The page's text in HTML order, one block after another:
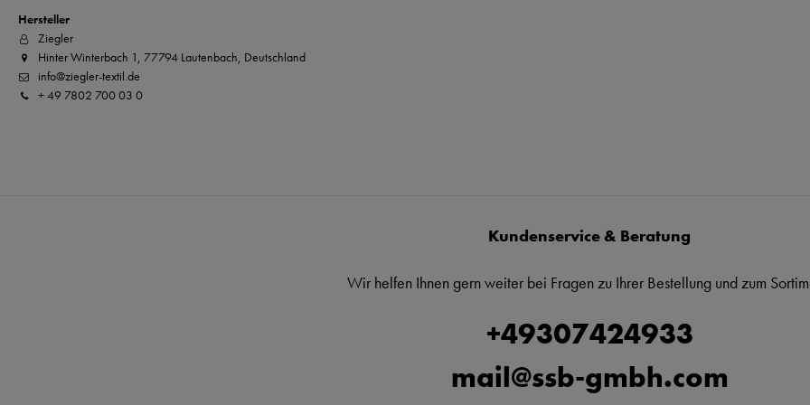
Hersteller
Ziegler
Hinter Winterbach 1, 77794 Lautenbach, Deutschland
info@ziegler-textil.de
+ 49 7802 700 03 0
Kundenservice & Beratung
Wir helfen Ihnen gern weiter bei Fragen zu Ihrer Bestellung und zum
+49307424933
mail@ssb-gmbh.com